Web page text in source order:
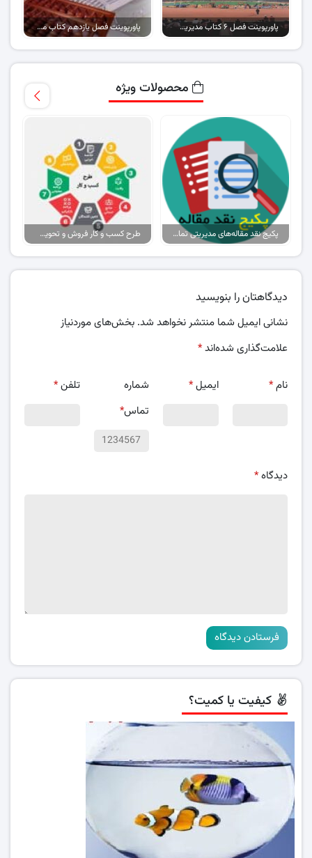
پاورپوینت فصل ۶ کتاب مدیریت بازاریابی ورزشی پاورپوینت فصل یازدهم کتاب مدیریت مالی و اداری در سازمان های ورزشی
محصولات ویژه
پکیج نقد مقاله‌های مدیریتی تمام گرایش‌ها طرح کسب و کار فروش و تحویل پیتزا در ایران
دیدگاهتان را بنویسید
نشانی ایمیل شما منتشر نخواهد شد. بخش‌های موردنیاز
علامت‌گذاری شده‌اند*
نام* ایمیل*
شماره
تماس*
تلفن*
دیدگاه*
کیفیت یا کمیت؟